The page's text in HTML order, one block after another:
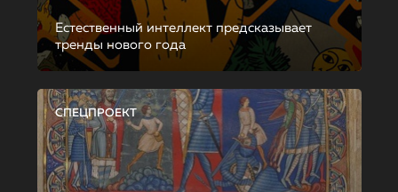
Естественный интеллект предсказывает
тренды нового года
СПЕЦПРОЕКТ